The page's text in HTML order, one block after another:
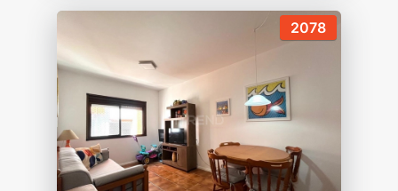
2078